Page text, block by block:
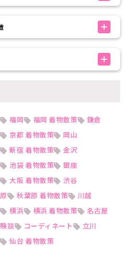
福岡 福岡 着物散策
鎌倉
京都 着物散策
岡山
新宿 着物散策
金沢
池袋 着物散策
銀座
大阪 着物散策
渋谷
秋葉原 着物散策
川越
横浜 横浜 着物散策
名古屋
談 コーディネート
立川
仙台 着物散策